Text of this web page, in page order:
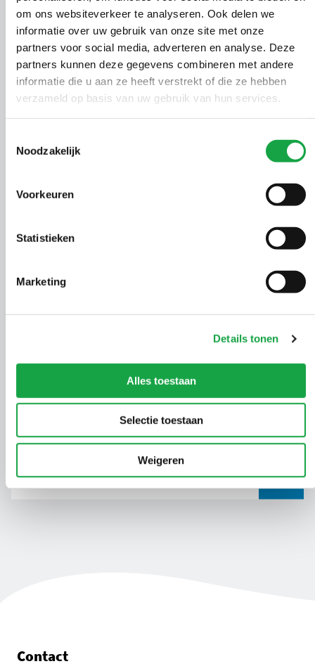
om ons websiteverkeer te analyseren. Ook delen we
informatie over uw gebruik van onze site met onze
partners voor social media, adverteren en analyse. Deze
partners kunnen deze gegevens combineren met andere
informatie die u aan ze heeft verstrekt of die ze hebben
verzameld op basis van uw gebruik van hun services.
Noodzakelijk
Voorkeuren
Statistieken
Marketing
Details tonen
Alles toestaan
Selectie toestaan
Weigeren
Ga naar Legionella
Energie Opslag Systeem (EOS)
Contact